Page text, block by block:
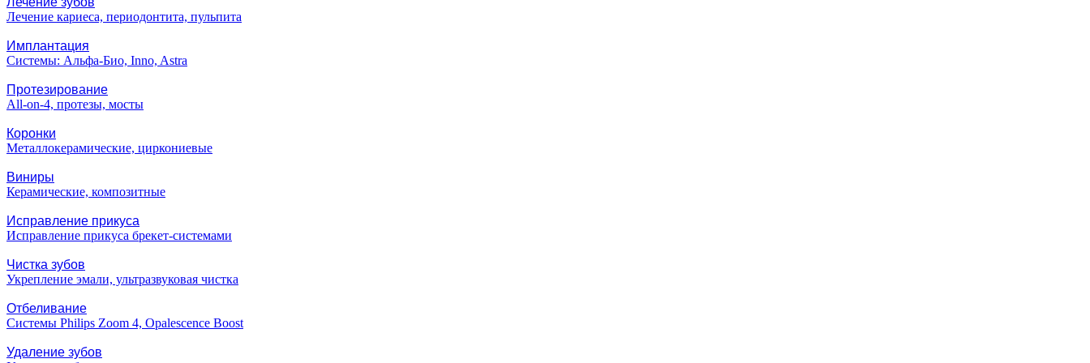
Лечение кариеса, периодонтита, пульпита
Имплантация
Системы: Альфа-Био, Inno, Astra
Протезирование
All-on-4, протезы, мосты
Коронки
Металлокерамические, циркониевые
Виниры
Керамические, композитные
Исправление прикуса
Исправление прикуса брекет-системами
Чистка зубов
Укрепление эмали, ультразвуковая чистка
Отбеливание
Системы Philips Zoom 4, Opalescence Boost
Удаление зубов